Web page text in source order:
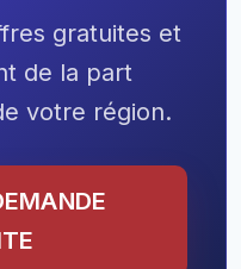
gratuites et
de la part
votre région.